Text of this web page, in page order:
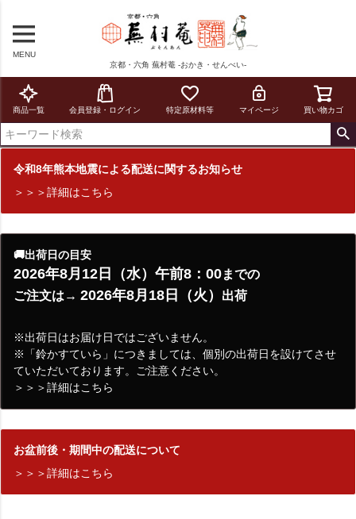
MENU
京都・六角 蕪村菴 -おかき・せんべい-
商品一覧 会員登録・ログイン 特定原材料等 マイページ 買い物カゴ
令和8年熊本地震による配送に関するお知らせ
＞＞＞詳細はこちら
🚚出荷日の目安
2026年8月12日（水）午前8：00までの
ご注文は→ 2026年8月18日（火） 出荷
※出荷日はお届け日ではございません。
※「鈴かすていら」につきましては、個別の出荷日を設けてさせ
ていただいております。ご注意ください。
＞＞＞詳細はこちら
お盆前後・期間中の配送について
＞＞＞詳細はこちら